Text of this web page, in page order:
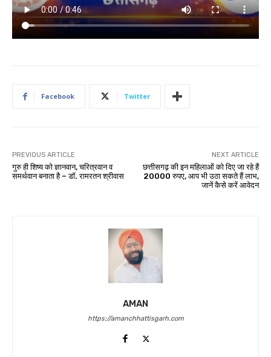
Facebook Twitter
PREVIOUS ARTICLE
गुरु ही शिष्य को ज्ञानवान, चरित्रवान व
समर्थवान बनाता है – डॉ. रामरतन श्रीवास
NEXT ARTICLE
छत्तीसगढ़ की इन महिलाओं को दिए जा रहे हैं
20000 रुपए, आप भी उठा सकते हैं लाभ,
जानें कैसे करें आवेदन
AMAN
https://amanchhattisgarh.com